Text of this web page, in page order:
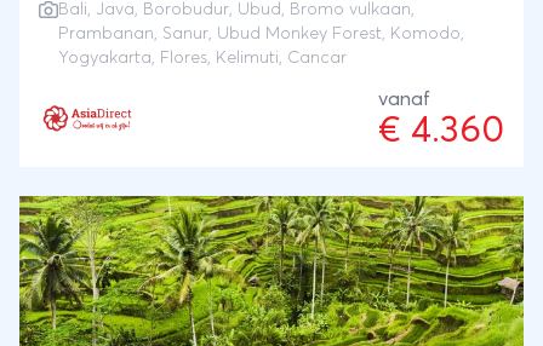
naar Bali voor een paar dagen aan het strand van
Sanur.Er wordt op deze reis geen tijd verspild, alles
Je gaat naar de komodovaranen in Komodo
National Park. Deze giganten leven alleen hier in het
de grootste tempelcomplexen ter wereld: de hindoe
tempel Prambanan en de boeddhistische
Borobudur, die toevallig beiden bij Yogyakarta zijn
gebouwd.Op Java trek je door het bizarre
maandlandschap van de vulkaan Mount Bromo en
Bali, Java, Borobudur, Ubud , Bromo vulkaan,
Prambanan, Sanur, Ubud Monkey Forest, Komodo,
Yogyakarta, Flores, Kelimuti, Cancar
vanaf
€ 4.360